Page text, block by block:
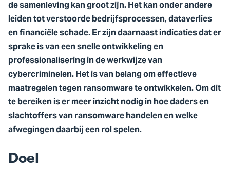
de samenleving kan groot zijn. Het kan onder andere
leiden tot verstoorde bedrijfsprocessen, dataverlies
en financiële schade. Er zijn daarnaast indicaties dat er
sprake is van een snelle ontwikkeling en
professionalisering in de werkwijze van
cybercriminelen. Het is van belang om effectieve
maatregelen tegen ransomware te ontwikkelen. Om dit
te bereiken is er meer inzicht nodig in hoe daders en
slachtoffers van ransomware handelen en welke
afwegingen daarbij een rol spelen.
Doel